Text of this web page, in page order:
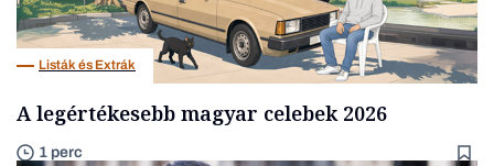
Listák és Extrák
A legértékesebb magyar celebek 2026
1 perc